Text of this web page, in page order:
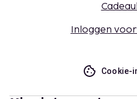
Inloggen
Cookie-